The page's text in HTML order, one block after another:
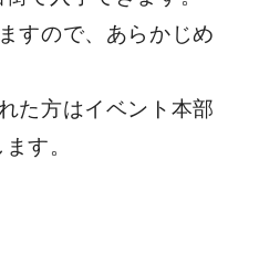
すので、あらかじめ
た方はイベント本部
す。